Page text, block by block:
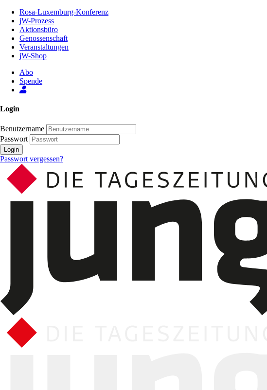
Inhalt
Seite
Rosa-Luxemburg-Konferenz
jW-Prozess
Aktionsbüro
Genossenschaft
Veranstaltungen
jW-Shop
Abo
Spende
Login
Benutzername
Passwort
Login
Passwort vergessen?